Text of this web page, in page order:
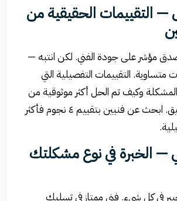
— التقييمات الحقيقية من
مؤشر على جودة الفني. لكن انتبه —
متساوية. التقييمات التفصيلية التي
وكيف تم الحل أكثر موثوقية من
النجوم بدون تعليق. ابحث عن فنيين بتقييم ٤ نجوم فأكثر
— الخبرة في نوع مشكلتك
في كل شيء. فني ممتاز في تسليك